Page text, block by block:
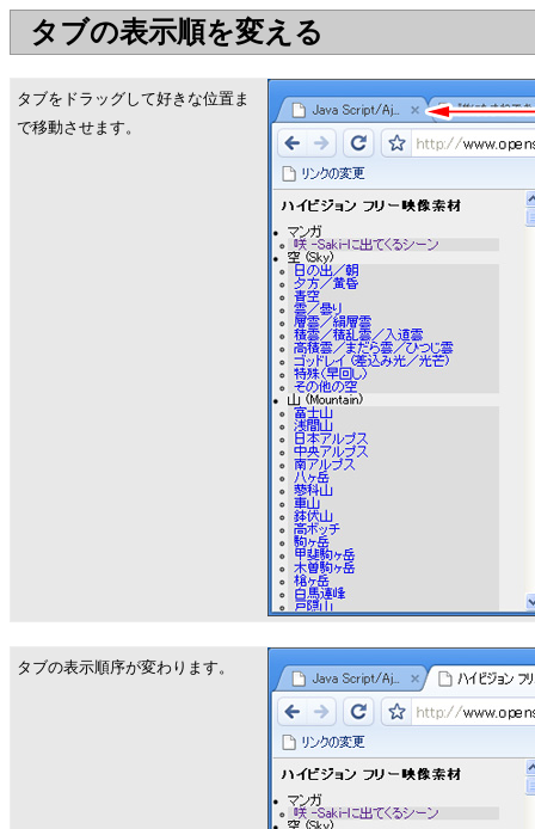
タブの表示順を変える
タブをドラッグして好きな位置ま
で移動させます。
タブの表示順序が変わります。